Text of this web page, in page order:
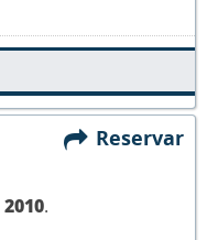
Reservar
2010.